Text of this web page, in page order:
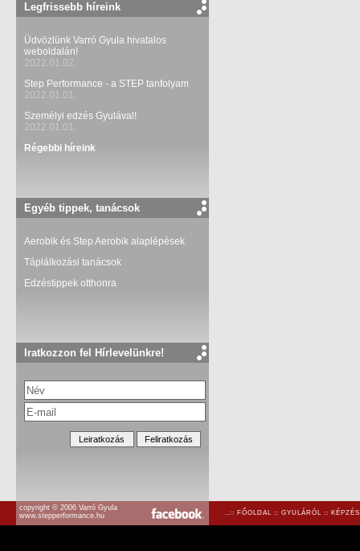
Legfrissebb híreink
Üdvözlünk Varró Gyula hivatalos
weboldalán!
2022.01.02.
Step Performance - a STEP tanfolyam
2022.01.01.
Személyi edzés Gyulával!
2022.01.01.
Régebbi híreink
Egyéb tippek, tanácsok
Aerobik és Step Aerobik alaplépések
Táplálkozási tanácsok
Edzéstippek otthonra
Iratkozzon fel Hírlevelünkre!
copyright © 2006 Varró Gyula
www.stepperformance.hu
..:: FŐOLDAL :: GYULÁRÓL ::